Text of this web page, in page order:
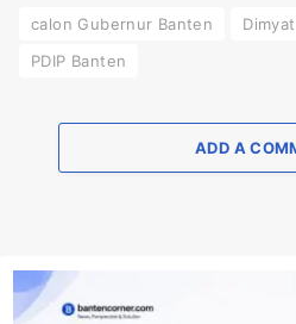
calon Gubernur Banten
PDIP Banten
ADD A